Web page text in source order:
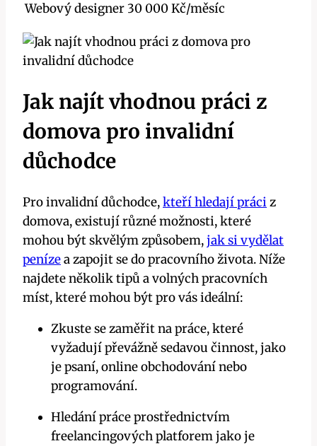
Webový designer30 000 Kč/měsíc
Jak najít vhodnou práci z
domova pro invalidní
důchodce
Pro invalidní důchodce,kteří hledají práci z
domova, existují různé možnosti, které
mohou být skvělým způsobem,jak si vydělat
penízea zapojit se do pracovního života. Níže
najdete několik tipů a volných pracovních
míst, které mohou být pro vás ideální:
Zkuste se zaměřit na práce, které
vyžadují převážně sedavou činnost, jako
je psaní, online obchodování nebo
programování.
Hledání práce prostřednictvím
freelancingových platforem jako je